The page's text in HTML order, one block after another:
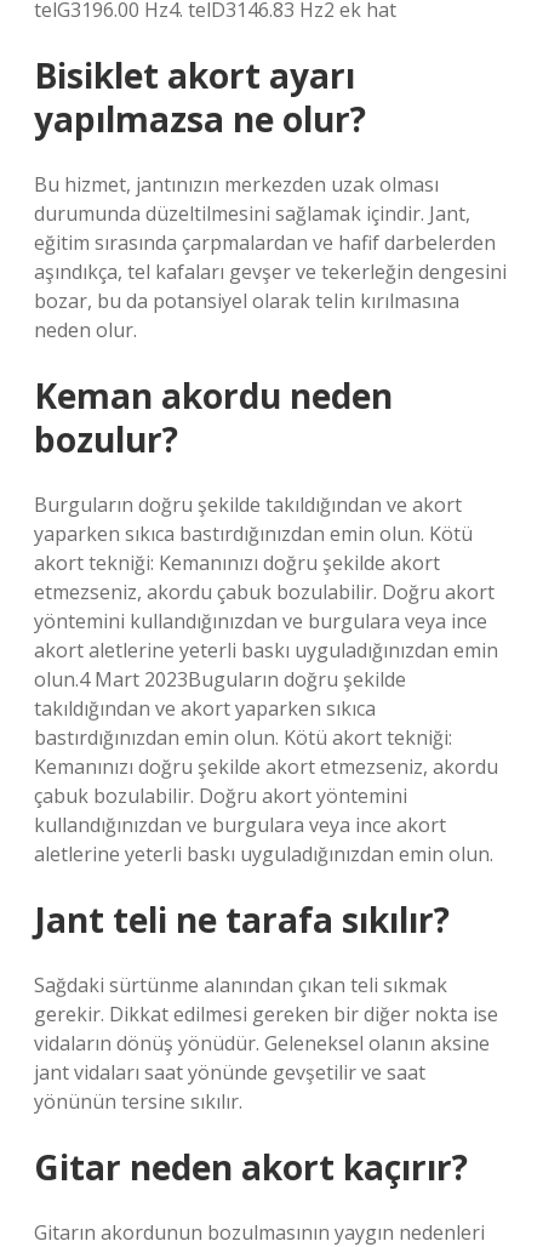
telG3196.00 Hz4. telD3146.83 Hz2 ek hat
Bisiklet akort ayarı
yapılmazsa ne olur?
Bu hizmet, jantınızın merkezden uzak olması
durumunda düzeltilmesini sağlamak içindir. Jant,
eğitim sırasında çarpmalardan ve hafif darbelerden
aşındıkça, tel kafaları gevşer ve tekerleğin dengesini
bozar, bu da potansiyel olarak telin kırılmasına
neden olur.
Keman akordu neden
bozulur?
Burguların doğru şekilde takıldığından ve akort
yaparken sıkıca bastırdığınızdan emin olun. Kötü
akort tekniği: Kemanınızı doğru şekilde akort
etmezseniz, akordu çabuk bozulabilir. Doğru akort
yöntemini kullandığınızdan ve burgulara veya ince
akort aletlerine yeterli baskı uyguladığınızdan emin
olun.4 Mart 2023Buguların doğru şekilde
takıldığından ve akort yaparken sıkıca
bastırdığınızdan emin olun. Kötü akort tekniği:
Kemanınızı doğru şekilde akort etmezseniz, akordu
çabuk bozulabilir. Doğru akort yöntemini
kullandığınızdan ve burgulara veya ince akort
aletlerine yeterli baskı uyguladığınızdan emin olun.
Jant teli ne tarafa sıkılır?
Sağdaki sürtünme alanından çıkan teli sıkmak
gerekir. Dikkat edilmesi gereken bir diğer nokta ise
vidaların dönüş yönüdür. Geleneksel olanın aksine
jant vidaları saat yönünde gevşetilir ve saat
yönünün tersine sıkılır.
Gitar neden akort kaçırır?
Gitarın akordunun bozulmasının yaygın nedenleri